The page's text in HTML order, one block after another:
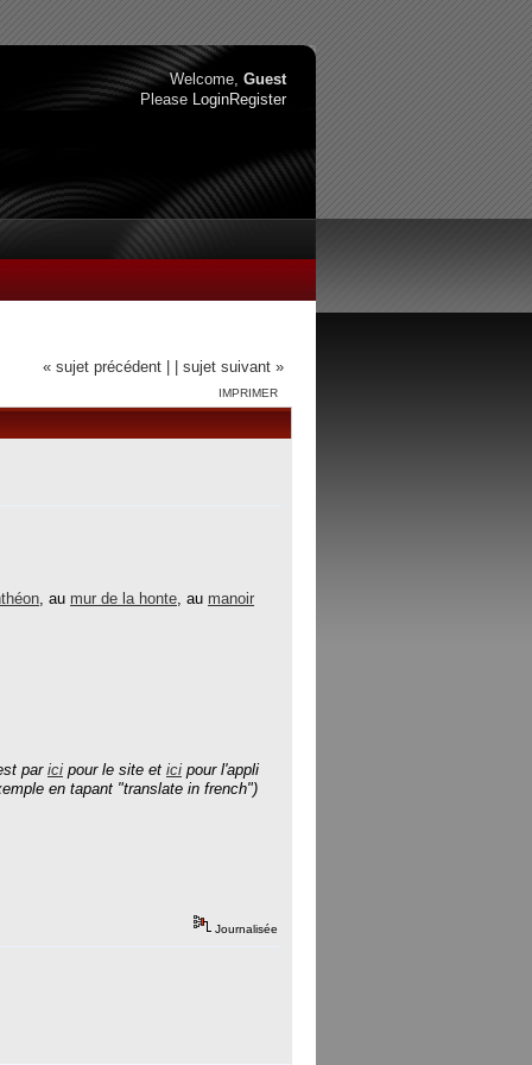
Welcome, Guest
Please LoginRegister
« sujet précédent | | sujet suivant »
IMPRIMER
, au mur de la honte, au manoir
par ici pour le site et ici pour l'appli
en tapant "translate in french")
Journalisée